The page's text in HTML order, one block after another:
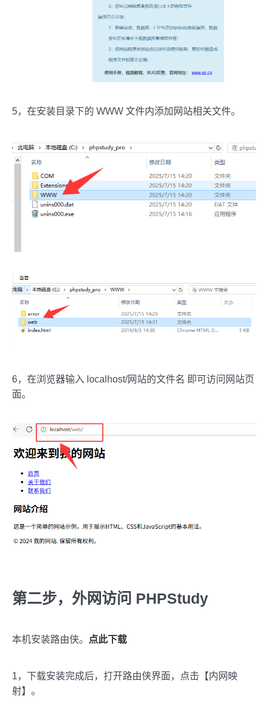
5，在安装目录下的 WWW 文件内添加网站相关文件。
6，在浏览器输入 localhost/网站的文件名 即可访问网站页
面。
第二步，外网访问 PHPStudy
本机安装路由侠。 点此下载
1，下载安装完成后，打开路由侠界面，点击【内网映
射】。